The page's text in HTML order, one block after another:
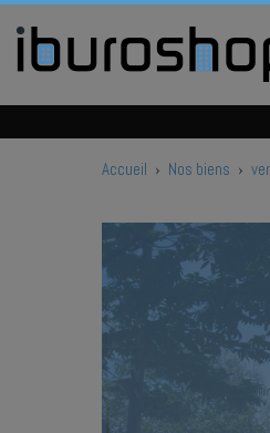
Accueil › Nos biens ›